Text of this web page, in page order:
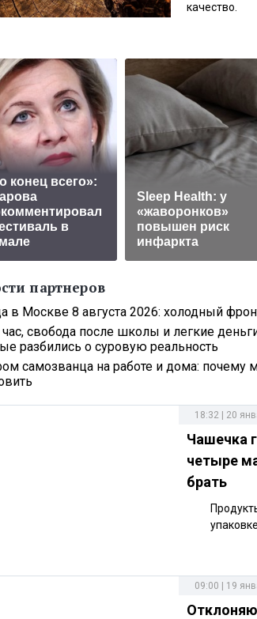
качество.
конец всего»:
в
Sleep Health: у
«жаворонков»
повышен риск
инфаркта
партнеров
в Москве 8 августа 2026: холодный
час, свобода после школы и легкие
разбились о суровую реальность
самозванца на работе и дома: почему
18:32 | 20
Чашечка
четыре
брать
упаковке.
09:00 | 19